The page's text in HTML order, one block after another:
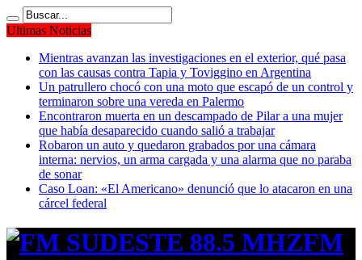
Ultimas Noticias
Mientras avanzan las investigaciones en el exterior, qué pasa
con las causas contra Tapia y Toviggino en Argentina
Un patrullero chocó con una moto que escapó de un control y
terminaron sobre una vereda en Palermo
Encontraron muerta en un descampado de Pilar a una mujer
que había desaparecido cuando salió a trabajar
Robaron un auto y quedaron grabados por una cámara
interna: nervios, un arma cargada y una alarma que no paraba
de sonar
Caso Loan: «El Americano» denunció que lo atacaron en una
cárcel federal
FM